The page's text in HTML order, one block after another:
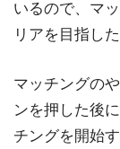
いるので、マ
リアを目指し
マッチングの
ンを押した後
チングを開始